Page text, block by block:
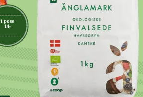
1 pose
14,-